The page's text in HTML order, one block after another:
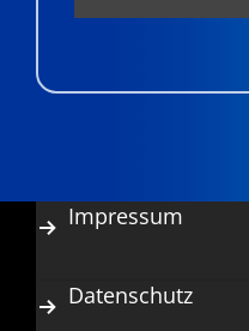
Impressum
Datenschutz